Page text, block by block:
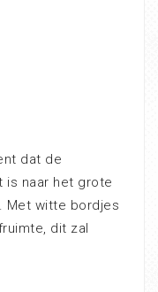
dat de
is naar het grote
Met witte bordjes
dit zal